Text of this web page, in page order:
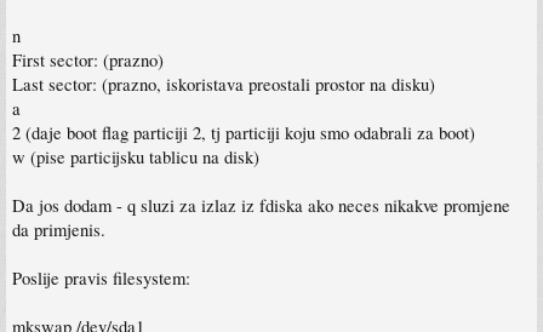
n
First sector: (prazno)
Last sector: (prazno, iskoristava preostali prostor na disku)
a
2 (daje boot flag particiji 2, tj particiji koju smo odabrali za boot)
w (pise particijsku tablicu na disk)
Da jos dodam - q sluzi za izlaz iz fdiska ako neces nikakve promjene
da primjenis.
Poslije pravis filesystem:
mkswap /dev/sda1